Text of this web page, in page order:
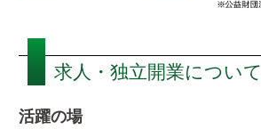
求人・独立開業について
活躍の場